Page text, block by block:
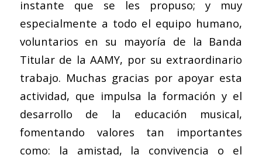
instante que se les propuso; y muy
especialmente a todo el equipo humano,
voluntarios en su mayoría de la Banda
Titular de la AAMY, por su extraordinario
trabajo. Muchas gracias por apoyar esta
actividad, que impulsa la formación y el
desarrollo de la educación musical,
fomentando valores tan importantes
como: la amistad, la convivencia o el